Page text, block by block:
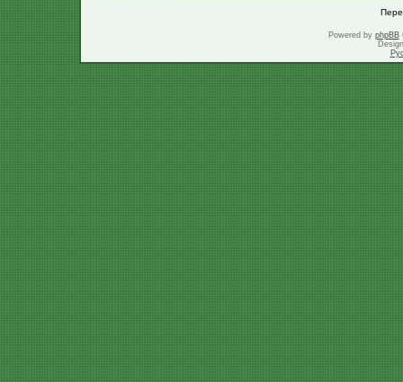
Powered by phpBB